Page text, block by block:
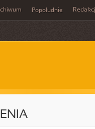
Popołudnie